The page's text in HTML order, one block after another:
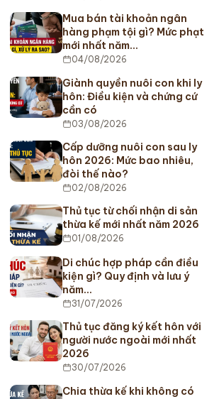
Mua bán tài khoản ngân
hàng phạm tội gì? Mức phạt
mới nhất năm…
04/08/2026
Giành quyền nuôi con khi ly
hôn: Điều kiện và chứng cứ
cần có
03/08/2026
Cấp dưỡng nuôi con sau ly
hôn 2026: Mức bao nhiêu,
đòi thế nào?
02/08/2026
Thủ tục từ chối nhận di sản
thừa kế mới nhất năm 2026
01/08/2026
Di chúc hợp pháp cần điều
kiện gì? Quy định và lưu ý
năm…
31/07/2026
Thủ tục đăng ký kết hôn với
người nước ngoài mới nhất
2026
30/07/2026
Chia thừa kế khi không có